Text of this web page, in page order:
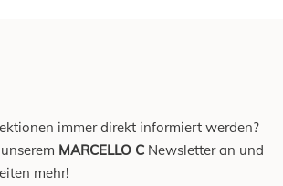
immer direkt informiert werden?
MARCELLO C Newsletter an und
mehr!